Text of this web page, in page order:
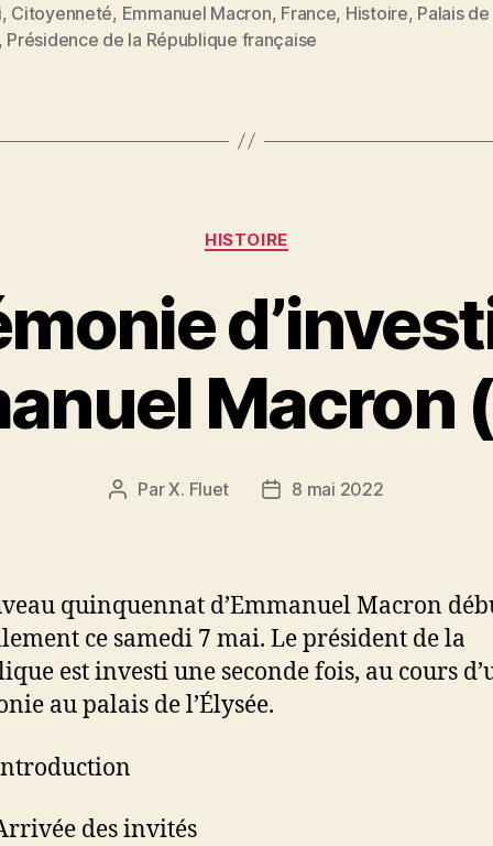
er l
e
s
p
a
, Citoyenneté, Emmanuel Macron, France, Histoire, Palais
Présidence de la République française
Catégories
HISTOIRE
Macron
Auteur
ParX. Fluet
Date8 mai 2022
quinquennat d’Emmanuel Macron
ce samedi 7 mai. Le président de la
est investi une seconde fois, au cours
au palais de l’Élysée.
des invités